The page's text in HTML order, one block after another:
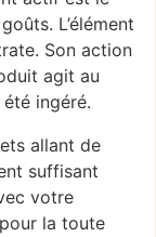
L’élément
Son action
agit au
ingéré.
allant de
suffisant
votre
la toute